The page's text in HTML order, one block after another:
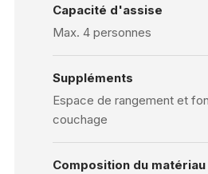
Capacité d'assise
Max. 4 personnes
Suppléments
Espace de rangement et
couchage
Composition du matériau